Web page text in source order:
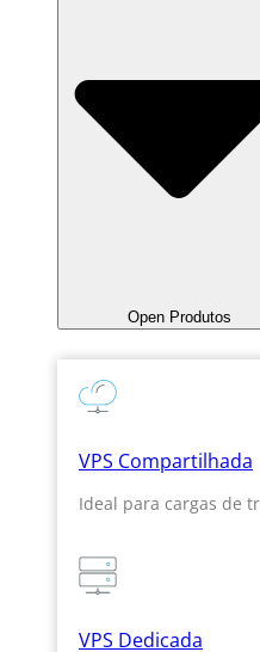
Open Produtos
VPS Compartilhada
Ideal para cargas de
VPS Dedicada